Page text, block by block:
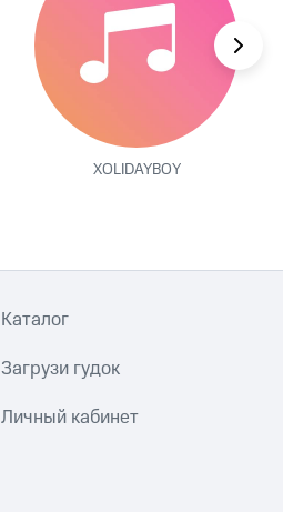
XOLIDAYBOY
Каталог
Загрузи гудок
Личный кабинет